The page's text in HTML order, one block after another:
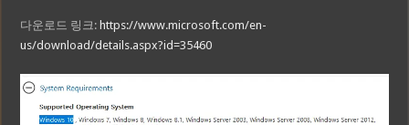
다운로드 링크: https://www.microsoft.com/en-
us/download/details.aspx?id=35460